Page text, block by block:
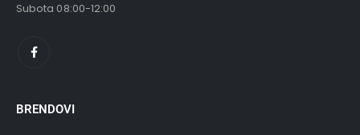
Subota 08:00-12:00
BRENDOVI